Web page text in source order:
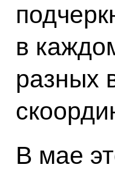
в
разных
В мае